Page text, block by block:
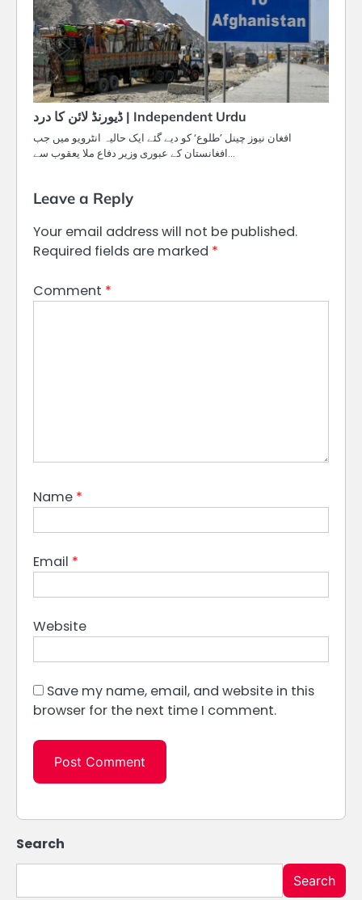
ڈیورنڈ لائن کا درد | Independent Urdu
افغان نیوز چینل ’طلوع‘ کو دیے گئے ایک حالیہ انٹرویو میں جب
افغانستان کے عبوری وزیر دفاع ملا یعقوب سے…
Leave a Reply
Your email address will not be published.
Required fields are marked *
Comment *
Name *
Email *
Website
Save my name, email, and website in this
browser for the next time I comment.
Search
Search